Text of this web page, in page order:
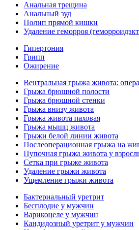
Анальная трещина
Анальный зуд
Полип прямой кишки
Удаление геморроя
Гипертония
Грипп
Ожирение
Вентральная грыжа живота:
Грыжа брюшной полости
Грыжа брюшной стенки
Грыжа внизу живота
Грыжа живота паховая
Грыжа мышц живота
Грыжи белой линии живота
Послеоперационная грыжа на
Пупочная грыжа живота у
Сетка при грыже живота
Удаление грыжи живота
Ущемление грыжи живота
Бактериальный уретрит
Бесплодие у мужчин
Варикоцеле у мужчин
Кандидозный уретрит у мужчин